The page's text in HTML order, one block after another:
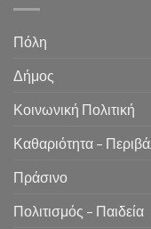
Πόλη
Δήμος
Κοινωνική Πολιτική
Καθαριότητα –
Πράσινο
Πολιτισμός – Παιδεία